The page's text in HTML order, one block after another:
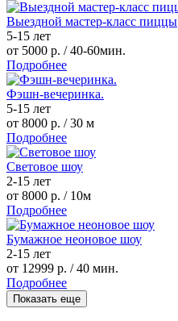
Выездной мастер-класс пиццы
5-15 лет
от 5000 р. / 40-60мин.
Подробнее
Фэшн-вечеринка.
5-15 лет
от 8000 р. / 30 м
Подробнее
Световое шоу
2-15 лет
от 8000 р. / 10м
Подробнее
Бумажное неоновое шоу
2-15 лет
от 12999 р. / 40 мин.
Подробнее
Показать еще